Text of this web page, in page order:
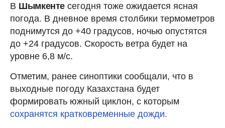
В Шымкенте сегодня тоже ожидается ясная
погода. В дневное время столбики термометров
поднимутся до +40 градусов, ночью опустятся
до +24 градусов. Скорость ветра будет на
уровне 6,8 м/с.
Отметим, ранее синоптики сообщали, что в
выходные погоду Казахстана будет
формировать южный циклон, с которым
сохранятся кратковременные дожди.